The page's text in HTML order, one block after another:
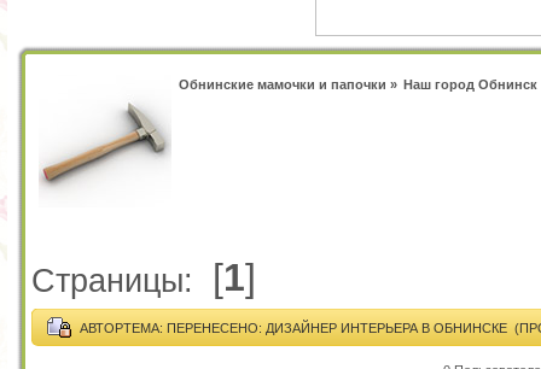
Обнинские мамочки и папочки » Наш город Обнинск
Страницы: [1]
АВТОРТЕМА: ПЕРЕНЕСЕНО: ДИЗАЙНЕР ИНТЕРЬЕРА В ОБНИНСКЕ